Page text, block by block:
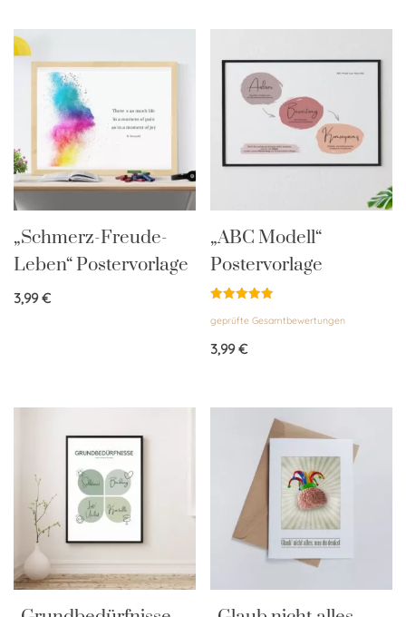
„Schmerz-Freude-
Leben“ Postervorlage
3,99€
„ABC Modell“
Postervorlage
mit
von 5
geprüfte Gesamtbewertungen
3,99€